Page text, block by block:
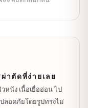
าตัดที่ง่ายเลย
หนัง เนื้อเยื่ออ่อน ไป
ลอดภัยโดยรูปทรงไม่